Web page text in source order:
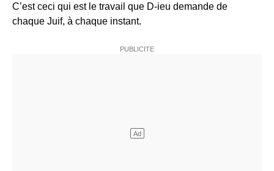
C’est ceci qui est le travail que D-ieu demande de
chaque Juif, à chaque instant.